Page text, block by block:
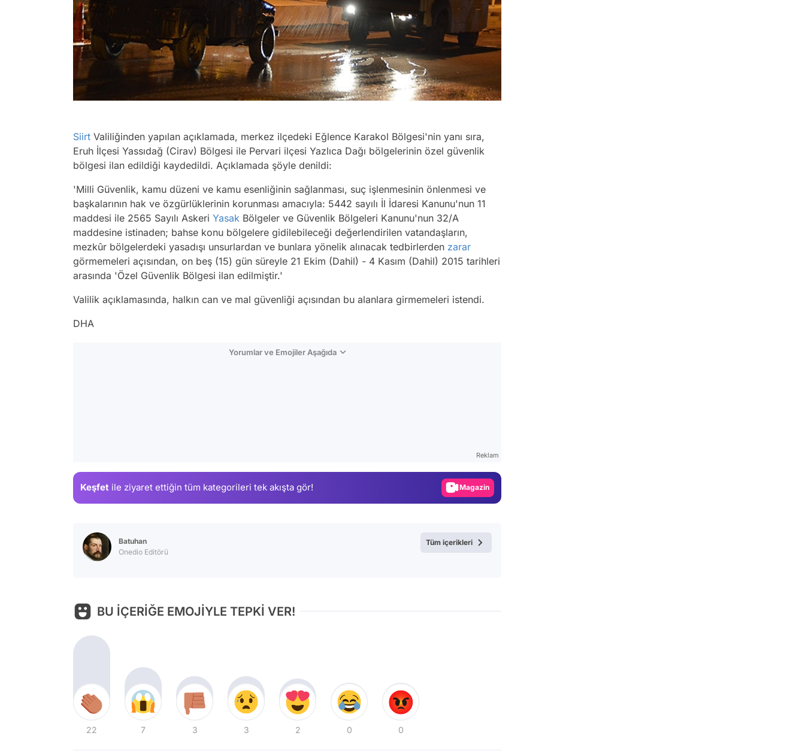
Siirt Valiliğinden yapılan açıklamada, merkez ilçedeki Eğlence Karakol Bölgesi'nin yanı sıra,
Eruh İlçesi Yassıdağ (Cirav) Bölgesi ile Pervari ilçesi Yazlıca Dağı bölgelerinin özel güvenlik
bölgesi ilan edildiği kaydedildi. Açıklamada şöyle denildi:
'Milli Güvenlik, kamu düzeni ve kamu esenliğinin sağlanması, suç işlenmesinin önlenmesi ve
başkalarının hak ve özgürlüklerinin korunması amacıyla: 5442 sayılı İl İdaresi Kanunu'nun 11
maddesi ile 2565 Sayılı Askeri Yasak Bölgeler ve Güvenlik Bölgeleri Kanunu'nun 32/A
maddesine istinaden; bahse konu bölgelere gidilebileceği değerlendirilen vatandaşların,
mezkûr bölgelerdeki yasadışı unsurlardan ve bunlara yönelik alınacak tedbirlerden zarar
görmemeleri açısından, on beş (15) gün süreyle 21 Ekim (Dahil) - 4 Kasım (Dahil) 2015 tarihleri
arasında 'Özel Güvenlik Bölgesi ilan edilmiştir.'
Valilik açıklamasında, halkın can ve mal güvenliği açısından bu alanlara girmemeleri istendi.
DHA
Yorumlar ve Emojiler Aşağıda
Reklam
Keşfet ile ziyaret ettiğin tüm kategorileri tek akışta gör! Magazin
Video
Batuhan
Onedio Editörü
Tüm içerikleri
BU İÇERİĞE EMOJİYLE TEPKİ VER!
22 7 3 3 2 0 0